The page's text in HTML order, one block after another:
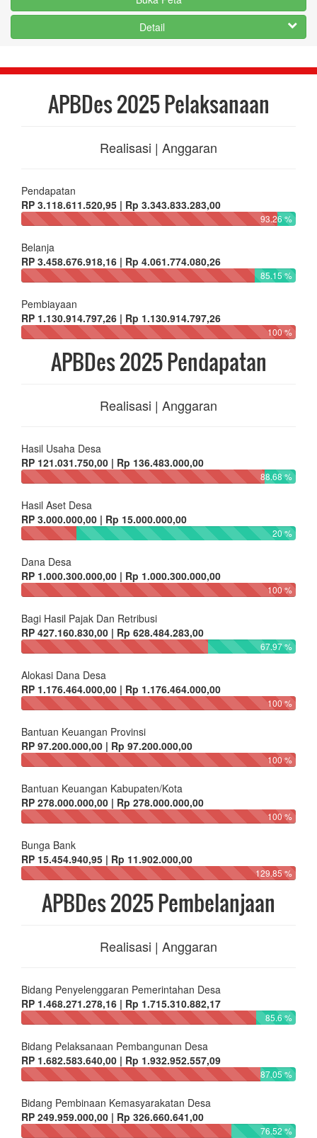
Detail
APBDes 2025 Pelaksanaan
Realisasi | Anggaran
Pendapatan
RP 3.118.611.520,95 | Rp 3.343.833.283,00
93.26 %
Belanja
RP 3.458.676.918,16 | Rp 4.061.774.080,26
85.15 %
Pembiayaan
RP 1.130.914.797,26 | Rp 1.130.914.797,26
100 %
APBDes 2025 Pendapatan
Realisasi | Anggaran
Hasil Usaha Desa
RP 121.031.750,00 | Rp 136.483.000,00
88.68 %
Hasil Aset Desa
RP 3.000.000,00 | Rp 15.000.000,00
20 %
Dana Desa
RP 1.000.300.000,00 | Rp 1.000.300.000,00
100 %
Bagi Hasil Pajak Dan Retribusi
RP 427.160.830,00 | Rp 628.484.283,00
67.97 %
Alokasi Dana Desa
RP 1.176.464.000,00 | Rp 1.176.464.000,00
100 %
Bantuan Keuangan Provinsi
RP 97.200.000,00 | Rp 97.200.000,00
100 %
Bantuan Keuangan Kabupaten/Kota
RP 278.000.000,00 | Rp 278.000.000,00
100 %
Bunga Bank
RP 15.454.940,95 | Rp 11.902.000,00
129.85 %
APBDes 2025 Pembelanjaan
Realisasi | Anggaran
Bidang Penyelenggaran Pemerintahan Desa
RP 1.468.271.278,16 | Rp 1.715.310.882,17
85.6 %
Bidang Pelaksanaan Pembangunan Desa
RP 1.682.583.640,00 | Rp 1.932.952.557,09
87.05 %
Bidang Pembinaan Kemasyarakatan Desa
RP 249.959.000,00 | Rp 326.660.641,00
76.52 %